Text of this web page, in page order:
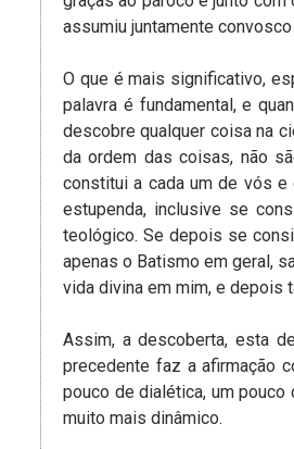
assumiu juntamente
O que é mais significativo,
palavra é fundamental, e
descobre qualquer coisa na
da ordem das coisas, não
constitui a cada um de vós e
estupenda, inclusive se
teológico. Se depois se
apenas o Batismo em geral,
vida divina em mim, e depois
Assim, a descoberta, esta
precedente faz a afirmação
pouco de dialética, um
muito mais dinâmico.